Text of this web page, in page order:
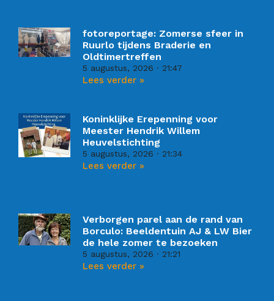
fotoreportage: Zomerse sfeer in
Ruurlo tijdens Braderie en
Oldtimertreffen
5 augustus, 2026 21:47
Lees verder »
Koninklijke Erepenning voor
Meester Hendrik Willem
Heuvelstichting
5 augustus, 2026 21:34
Lees verder »
Verborgen parel aan de rand van
Borculo: Beeldentuin AJ & LW Bier
de hele zomer te bezoeken
5 augustus, 2026 21:21
Lees verder »